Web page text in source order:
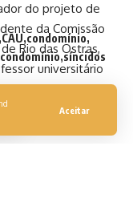
Aceitar
CAU condomínio
síncidos
do projeto de
da Comissão
Rio das Ostras,
universitário